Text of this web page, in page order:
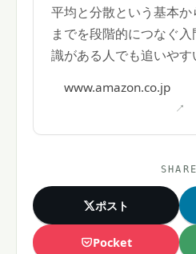
平均と分散という基本
までを段階的につなぐ
識がある人でも追いやす
www.amazon.co.jp
SHARE
ポスト
Pocket